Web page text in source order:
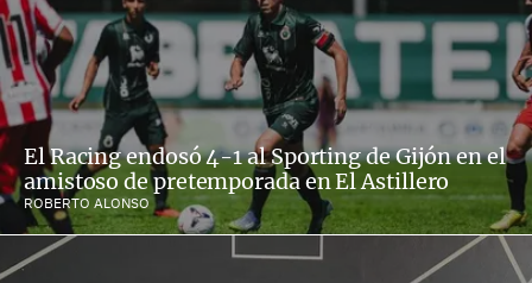
El Racing endosó 4-1 al Sporting de Gijón en el
amistoso de pretemporada en El Astillero
ROBERTO ALONSO